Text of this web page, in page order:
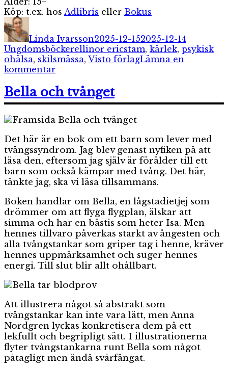
Köp: t.ex. hos Adlibris eller Bokus
Linda Ivarsson2025-12-152025-12-14
UngdomsböckerEtiketter
ellinor ericstam, kärlek, psykisk
ohälsa, skilsmässa, Visto förlagLämna en
kommentartill
minut
i
Bella och tvånget
Det här är en bok om ett barn som lever med
tvångssyndrom. Jag blev genast nyfiken på att
läsa den, eftersom jag själv är förälder till ett
barn som också kämpar med tvång. Det här,
tänkte jag, ska vi läsa tillsammans.
Boken handlar om Bella, en lågstadietjej som
drömmer om att flyga flygplan, älskar att
simma och har en bästis som heter Isa. Men
hennes tillvaro påverkas starkt av ångesten och
alla tvångstankar som griper tag i henne, kräver
hennes uppmärksamhet och suger hennes
energi. Till slut blir allt ohållbart.
Att illustrera något så abstrakt som
tvångstankar kan inte vara lätt, men Anna
Nordgren lyckas konkretisera dem på ett
lekfullt och begripligt sätt. I illustrationerna
flyter tvångstankarna runt Bella som något
påtagligt men ändå svårfångat.